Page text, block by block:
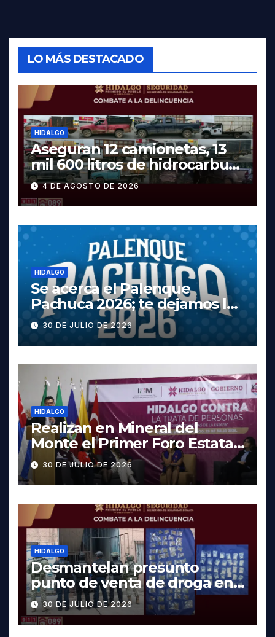
LO MÁS DESTACADO
HIDALGO
Aseguran 12 camionetas, 13
mil 600 litros de hidrocarburo
y dos vehículos robados en
Tula
4 DE AGOSTO DE 2026
HIDALGO
Se acerca el Palenque
Pachuca 2026; te dejamos la
cartelera completa, las
fechas y los precios
30 DE JULIO DE 2026
HIDALGO
Realizan en Mineral del
Monte el Primer Foro Estatal
contra la Trata de Personas
30 DE JULIO DE 2026
HIDALGO
Desmantelan presunto
punto de venta de droga en
Pachuca; hay dos detenidos
30 DE JULIO DE 2026